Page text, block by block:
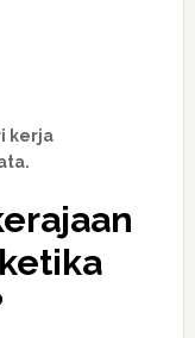
kerja